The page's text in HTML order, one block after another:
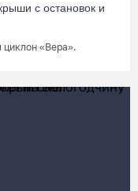
с остановок и
циклон «Вера».